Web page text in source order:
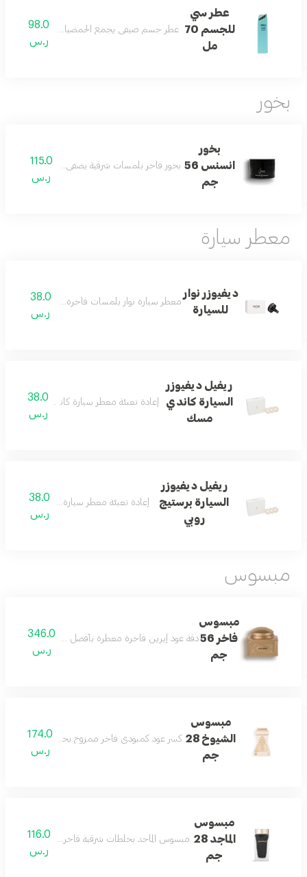
عطر سي
للجسم 70
مل
عطر جسم صيفي يجمع الحمضيات والكراميل مع
98.0
ر.س
بخور
بخور
انسنس 56
جم
بخور فاخر بلمسات شرقية يضفي على المكان عبقاً
115.0
ر.س
معطر سيارة
ديفيوزر نوار
للسيارة
معطر سيارة نوار بلمسات فاخرة مستوحاة من عطر
38.0
ر.س
ريفيل ديفيوزر
السيارة كاندي
مسك
إعادة تعبئة معطر سيارة كاندي برائحة المسك
38.0
ر.س
ريفيل ديفيوزر
السيارة برستيج
روبي
إعادة تعبئة معطر سيارة روبي بعبير فاخر
38.0
ر.س
مبسوس
مبسوس
فاخر 56
جم
دقة عود إيرين فاخرة معطرة بأفضل الخلطات الشرقية،
346.0
ر.س
مبسوس
الشيوخ 28
جم
كسر عود كمبودي فاخر ممزوج بخلطات شرقية لتعطير
174.0
ر.س
مبسوس
الماجد 28
جم
مبسوس الماجد بخلطات شرقية فاخرة وكسر عود يمنح
116.0
ر.س